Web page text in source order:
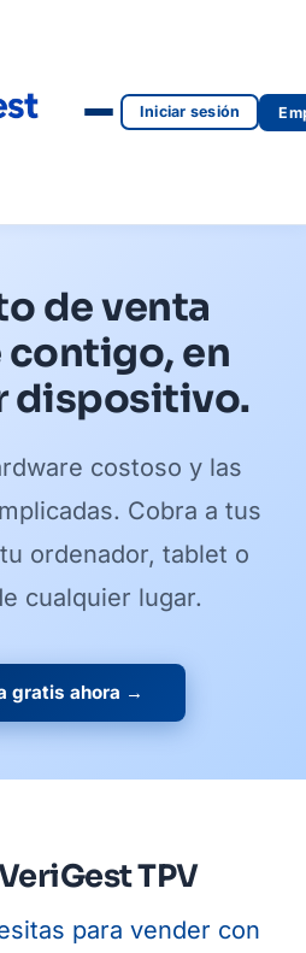
Iniciar sesión
de venta
contigo, en
dispositivo.
costoso y las
Cobra a tus
ordenador, tablet o
cualquier lugar.
gratis ahora →
TPV
para vender con